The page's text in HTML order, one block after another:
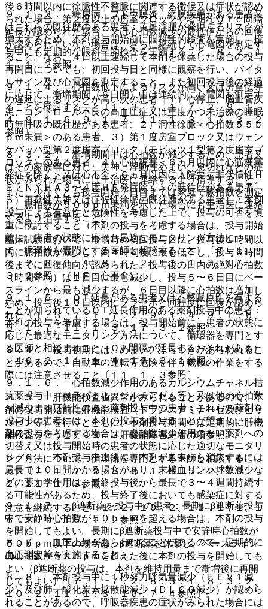
９．１．３． 糖尿病、ブドウ膜炎、網膜疾患がある患者又
はこれらの既往歴のある患者：黄斑浮腫が発現するリスクが
増大するため、本剤投与開始前に眼科学的検査を実施し、投
与中にも定期的な眼科学的検査を実施すること〔８．２、１
１．１．２参照〕。
９．１．４． 心拍数低下によるリスクが高い又は房室伝導
の遅延によるリスクが高い次の患者［１）心停止、脳血管疾
患、コントロール不良の高血圧症又は重度かつ未治療の睡眠
時無呼吸の既往歴がある患者、２）洞性徐脈＜心拍数５５ｂ
ｐｍ未満＞のある患者、３）第１度房室ブロック又はウェン
ケバッハ型第２度房室ブロック（モビッツ１型第２度房室ブ
ロック）のある患者、４）心筋梗塞＜６ヵ月以内に心筋梗塞
発症を除く＞又は心不全＜６ヵ月以内に入院要す非代償性Ｈ
Ｆ・ＮＹＨＡ３〜４度ＨＦ発症除く＞の既往歴がある患者、
５）再発性失神又は症候性徐脈の既往歴がある患者］：本剤
投与による有益性と危険性を考慮した上で、投与の可否を慎
重に検討すること（本剤の投与を考慮する場合は、投与開始
前に、患者の状態に応じた最適なモニタリング方法につい
て、循環器を専門とする医師と相談すること）〔７．１、
７．２、８．３．１、８．３．２、１１．１．３、１７．
３．２参照〕（ＨＦ：心不全）。
９．１．５． ＱＴ延長がある患者又は不整脈原性を有する
ことが知られているＱＴ延長作用のある薬剤投与中の患者：
本剤の投与を考慮する場合は、投与開始前に、患者の状態に
応じた最適なモニタリング方法について、循環器を専門とす
る医師と相談すること（ＱＴ間隔が延長するおそれがある）
〔１０．２、１１．１．４、１７．３．１参照〕。
９．１．６． 心拍数減少作用のあるカルシウムチャネル拮
抗薬投与中（ベラパミル、ジルチアゼム等）又は他の心拍数
が減少する可能性のある薬剤投与中の患者：これらの薬剤を
投与中の患者には、本剤の投与を避けることが望ましい（本
剤の投与を考慮する場合は、心拍数減少作用のない薬剤への
切替え又は投与開始時の患者の状態に応じた適切なモニタリ
ング方法について、循環器を専門とする医師と相談するこ
と）〔７．１、７．２、８．３．１、８．３．２、１０．
２、１１．１．３参照〕。
９．１．７． β遮断薬を投与中の患者：長期にβ遮断薬投与
中で安静時心拍数が５０ｂｐｍを超える場合は、本剤の投与
を開始してもよい。長期にβ遮断薬投与中で安静時心拍数が
５０ｂｐｍ以下の場合は、β遮断薬を休薬し、ベースライン
の心拍数が５０ｂｐｍを超えた後に本剤の投与を開始しても
よい（β遮断薬の投与は、本剤を維持用量まで漸増後に再開
してもよい）〔７．１、７．２、８．３．１、８．３．２、
１０．２、１１．１．３、１６．７．４参照〕。
後６時間以内に徐脈性不整脈に関連する徴候又は症状が認め
られた場合、第２度以上の房室ブロックや著明なＱＴｃ間隔
延長が認められた場合、又は心拍数減少の最低値からの回復
が認められていない場合は、さらに継続して心電図を測定す
ること。なお、４日以上連続して本剤を休薬した場合の投与
再開日についても、初回投与日と同様に観察を行い、バイタ
ルサイン及び心電図を測定すること。また初回投与後の経過
に応じて、漸増期間（６日間）中は連続的に心電図を測定す
ることを検討すること〔１．３、７．１、７．２、９．１．
４、９．１．６、９．１．７、１１．１．３、１７．３．２
参照〕。
８．３．２． 漸増期間中は心拍数が減少するため、患者又
はその家族等に対し、失神、浮動性めまい、息切れなどの症
状がみられた場合には主治医に連絡するよう指導すること。
また、少なくとも投与開始７日目までは家庭で脈拍数を測定
し、脈拍数が５０ｂｐｍ未満を示した場合にも主治医に連絡
するよう指導すること。
臨床試験において、漸増時の初回投与日に、投与後１時間以
内に脈拍数が減少し、約４時間後に最も低下し、投与６時間
後までに回復傾向が認められた。投与後の日内の絶対心拍数
（時間平均）は１日目に最も減少し、投与５〜６日目にベー
スラインから最も減少するが、６日目以降に心拍数は増加し
始め、投与後１０日以内にプラセボと同程度に回復が認めら
れた〔１．３、７．１、７．２、９．１．４、９．１．６、
９．１．７、１１．１．３、１７．３．２参照〕。
８．４． 投与初期には、めまい、ふらつきがあらわれるこ
とがあるので、自動車の運転等危険を伴う機械の作業をする
際には注意させること〔１１．１．３参照〕。
８．５． 肝機能検査値異常がみられることがあるので、本
剤の投与開始前に肝機能検査（トランスアミナーゼ及びビリ
ルビン等）を行うとともに、本剤投与期間中は定期的に肝機
能検査を行うこと〔９．３肝機能障害患者の項参照〕。
８．６． 本剤投与中止後に、本剤が血中から消失するには
最長で１０日間かかる場合があり、末梢血リンパ球数減少な
どの薬力学作用は、最終投与後から最長で３〜４週間持続す
る可能性があるため、投与終了後においても感染症に対する
注意を継続すること〔１．２、１０．２、１１．１．１、１
６．１．１、１６．１．２参照〕。
８．７． 血圧上昇があらわれることがあるので、定期的に
血圧測定等を実施すること。
８．８． 本剤投与中に１秒努力呼気量減少（ＦＥＶ１減
少）及び肺一酸化炭素拡散能減少（ＤＬＣＯ減少）が認めら
れることがあるので、呼吸器疾患の症状がみられた場合には